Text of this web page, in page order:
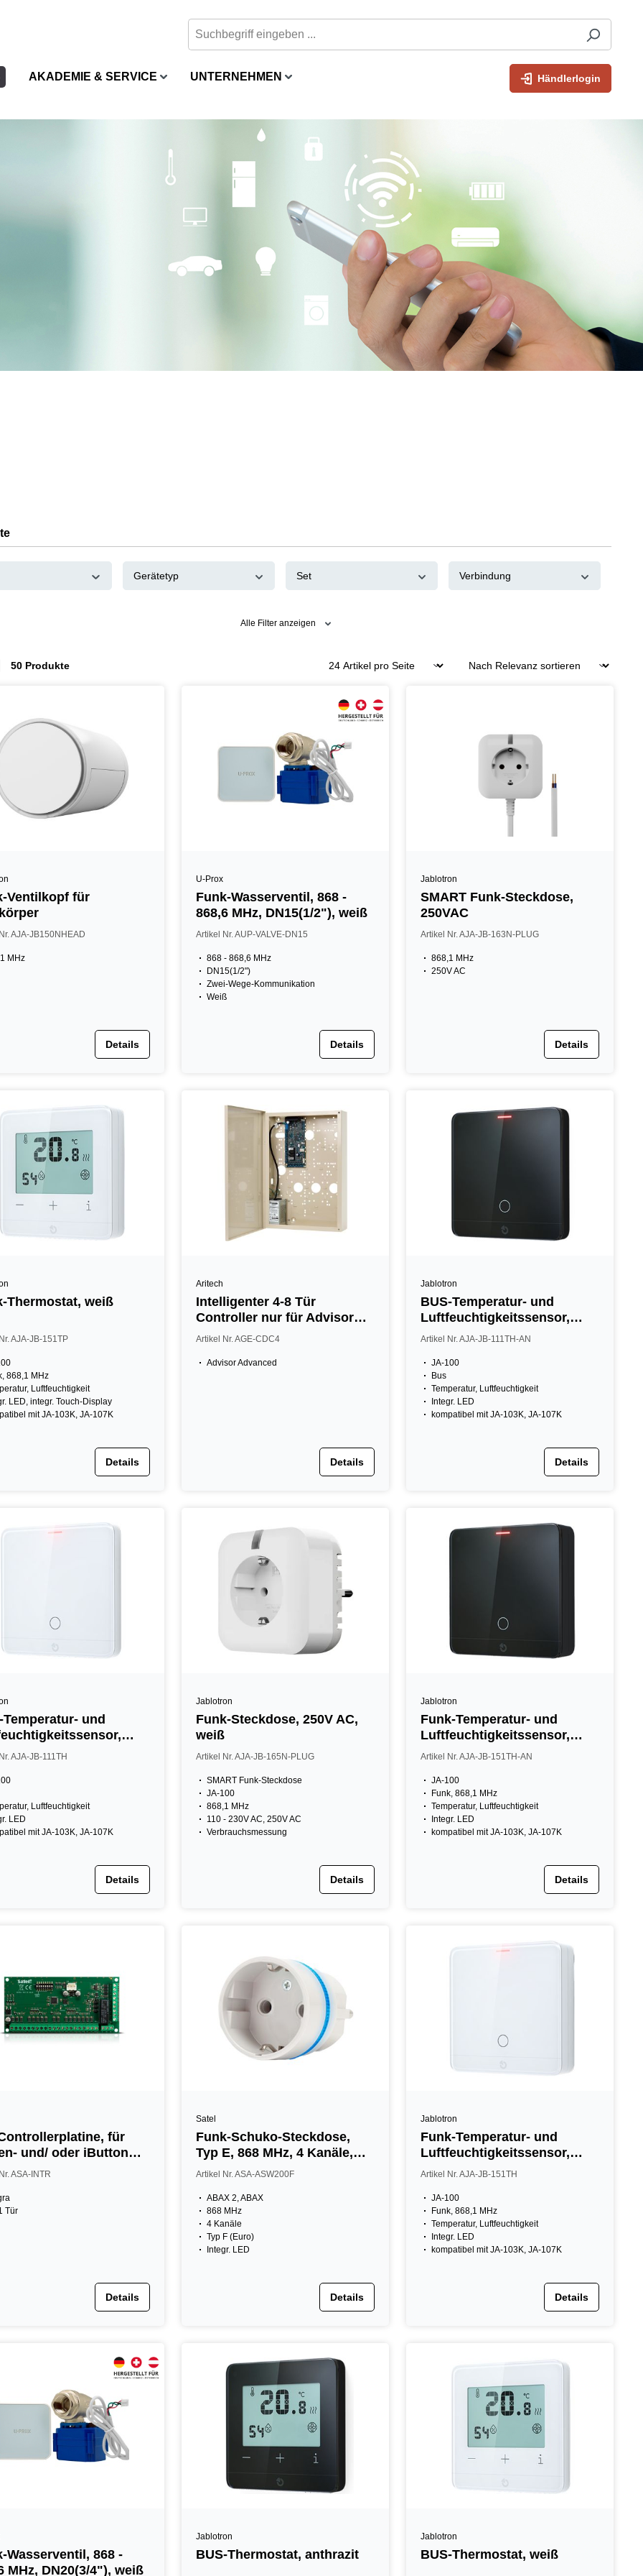
AKADEMIE & SERVICE UNTERNEHMEN Händlerlogin
Gerätetyp Set Verbindung
Alle Filter anzeigen
50 Produkte
Ventilkopf für
AJA-JB150NHEAD
MHz
Details
U-Prox
Funk-Wasserventil, 868 -
868,6 MHz, DN15(1/2"), weiß
Artikel Nr. AUP-VALVE-DN15
868 - 868,6 MHz
DN15(1/2")
Zwei-Wege-Kommunikation
Weiß
Details
Jablotron
SMART Funk-Steckdose,
250VAC
Artikel Nr. AJA-JB-163N-PLUG
868,1 MHz
250V AC
Details
Thermostat, weiß
AJA-JB-151TP
868,1 MHz
Luftfeuchtigkeit
LED, integr. Touch-Display
mit JA-103K, JA-107K
Details
Aritech
Intelligenter 4-8 Tür
Controller nur für Advisor
Advanced
Artikel Nr. AGE-CDC4
Advisor Advanced
Details
Jablotron
BUS-Temperatur- und
Luftfeuchtigkeitssensor,
inkl. Thermostat, IP31,
Artikel Nr. AJA-JB-111TH-AN
JA-100
Bus
Temperatur, Luftfeuchtigkeit
Integr. LED
kompatibel mit JA-103K, JA-107K
Details
Temperatur- und
IP31, weiß
AJA-JB-111TH
Luftfeuchtigkeit
LED
mit JA-103K, JA-107K
Details
Jablotron
Funk-Steckdose, 250V AC,
weiß
Artikel Nr. AJA-JB-165N-PLUG
SMART Funk-Steckdose
JA-100
868,1 MHz
110 - 230V AC, 250V AC
Verbrauchsmessung
Details
Jablotron
Funk-Temperatur- und
Luftfeuchtigkeitssensor,
inkl. Thermostat, IP31, weiß
Artikel Nr. AJA-JB-151TH-AN
JA-100
Funk, 868,1 MHz
Temperatur, Luftfeuchtigkeit
Integr. LED
kompatibel mit JA-103K, JA-107K
Details
für
und/ oder iButton
ASA-INTR
Tür
Details
Satel
Funk-Schuko-Steckdose,
Typ E, 868 MHz, 4 Kanäle,
weiß
Artikel Nr. ASA-ASW200F
ABAX 2, ABAX
868 MHz
4 Kanäle
Typ F (Euro)
Integr. LED
Details
Jablotron
Funk-Temperatur- und
Luftfeuchtigkeitssensor,
inkl. Thermostat, IP31, weiß
Artikel Nr. AJA-JB-151TH
JA-100
Funk, 868,1 MHz
Temperatur, Luftfeuchtigkeit
Integr. LED
kompatibel mit JA-103K, JA-107K
Details
Wasserventil, 868 -
MHz, DN20(3/4"), weiß
Jablotron
BUS-Thermostat, anthrazit
Jablotron
BUS-Thermostat, weiß